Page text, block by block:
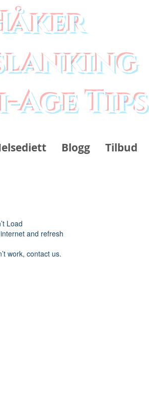
Tips
Blogg Tilbud
Load
and refresh
work, contact us.